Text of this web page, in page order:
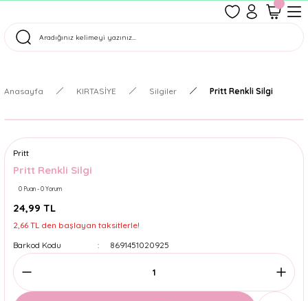
Tüm Siparişler Aynı Gün Kargoda!
Anasayfa KIRTASİYE Silgiler Pritt Renkli Silgi
Pritt
Pritt Renkli Silgi
0 Puan - 0 Yorum
24,99 TL
2,66 TL den başlayan taksitlerle!
Barkod Kodu
8691451020925